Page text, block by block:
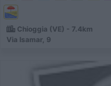
Chioggia (VE) - 7.4km
Via Isamar, 9